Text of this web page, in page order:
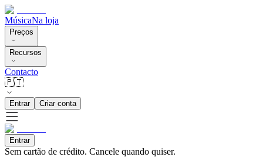
MúsicaNa loja
Preços
Recursos
Contacto
🇵🇹
Entrar Criar conta
Entrar
Sem cartão de crédito. Cancele quando quiser.